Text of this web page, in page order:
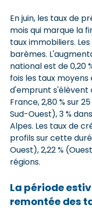
En juin, les taux de
mois qui marque la
taux immobiliers.
barèmes.
national est de 0,20
fois les taux moyens
d'emprunt s'élèvent
France, 2,80 % sur
Sud-Ouest), 3 %
Alpes. Les taux de
profils sur cette
Ouest), 2,22 %
régions.
La période
remontée des